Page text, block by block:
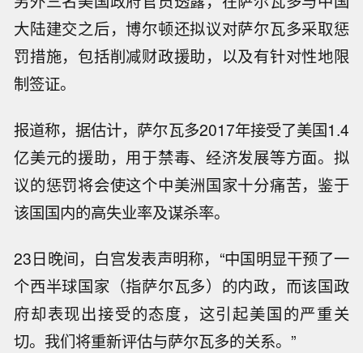
大陆建交之后，博尔顿还拟议对萨尔瓦多采取惩
罚措施，包括削减财政援助，以及有针对性地限
制签证。
报道称，据估计，萨尔瓦多2017年接受了美国1.4
亿美元的援助，用于禁毒、经济发展等方面。拟
议的惩罚将会使这个中美洲国家十分痛苦，鉴于
该国国内的高失业率及谋杀率。
23日晚间，白宫发表声明称，“中国明显干预了一
个西半球国家（指萨尔瓦多）的内政，而该国政
府却表现出接受的态度，这引起美国的严重关
切。我们将重新评估与萨尔瓦多的关系。”